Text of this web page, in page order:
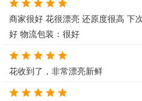
商家很好 花很漂亮 还原度很高 下
好 物流包装：很好
花收到了，非常漂亮新鲜